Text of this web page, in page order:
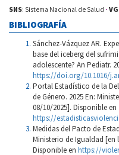
SNS: Sistema Nacional de Salud · VG
BIBLIOGRAFÍA
Sánchez-Vázquez AR.
base del iceberg del
adolescente? An Pediatr.
https://doi.org/10.1016/
Portal Estadístico de la
de Género. 2025 En:
08/10/2025]. Disponible en
https://
Medidas del Pacto de
Ministerio de Igualdad [en
Disponible en https://